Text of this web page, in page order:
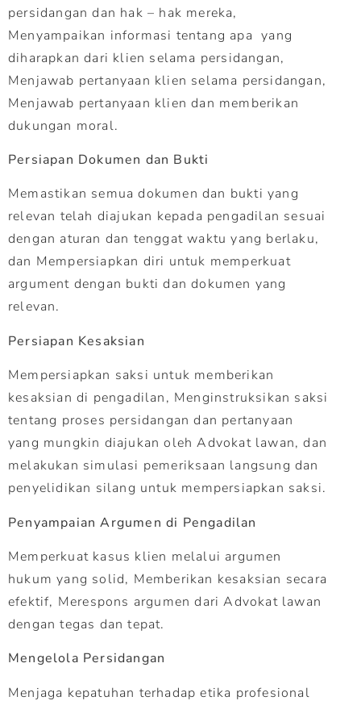
persidangan dan hak – hak mereka,
Menyampaikan informasi tentang apa yang
diharapkan dari klien selama persidangan,
Menjawab pertanyaan klien selama persidangan,
Menjawab pertanyaan klien dan memberikan
dukungan moral.
Persiapan Dokumen dan Bukti
Memastikan semua dokumen dan bukti yang
relevan telah diajukan kepada pengadilan sesuai
dengan aturan dan tenggat waktu yang berlaku,
dan Mempersiapkan diri untuk memperkuat
argument dengan bukti dan dokumen yang
relevan.
Persiapan Kesaksian
Mempersiapkan saksi untuk memberikan
kesaksian di pengadilan, Menginstruksikan saksi
tentang proses persidangan dan pertanyaan
yang mungkin diajukan oleh Advokat lawan, dan
melakukan simulasi pemeriksaan langsung dan
penyelidikan silang untuk mempersiapkan saksi.
Penyampaian Argumen di Pengadilan
Memperkuat kasus klien melalui argumen
hukum yang solid, Memberikan kesaksian secara
efektif, Merespons argumen dari Advokat lawan
dengan tegas dan tepat.
Mengelola Persidangan
Menjaga kepatuhan terhadap etika profesional